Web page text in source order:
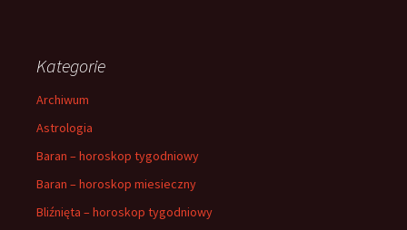
Kategorie
Archiwum
Astrologia
Baran – horoskop tygodniowy
Baran – horoskop miesieczny
Bliźnięta – horoskop tygodniowy